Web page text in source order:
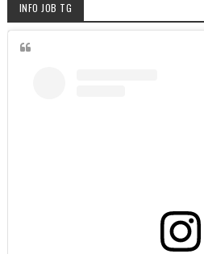
INFO JOB TG